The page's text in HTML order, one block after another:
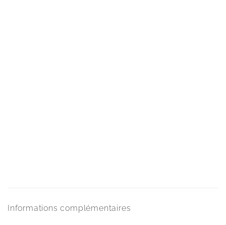
Informations complémentaires